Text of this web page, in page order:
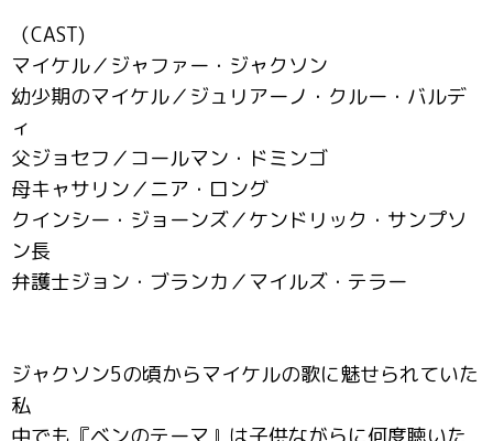
（CAST)
マイケル／ジャファー・ジャクソン
幼少期のマイケル／ジュリアーノ・クルー・バルデ
ィ
父ジョセフ／コールマン・ドミンゴ
母キャサリン／ニア・ロング
クインシー・ジョーンズ／ケンドリック・サンプソ
ン長
弁護士ジョン・ブランカ／マイルズ・テラー
ジャクソン5の頃からマイケルの歌に魅せられていた
私